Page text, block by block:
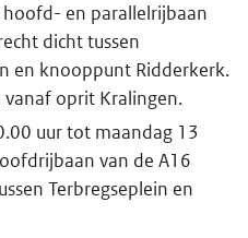
en parallelrijbaan
dicht tussen
en knooppunt Ridderkerk.
oprit Kralingen.
uur tot maandag 13
van de A16
Terbregseplein en